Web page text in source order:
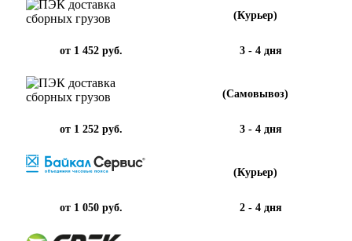
(Курьер)
от 1 452 руб. 3 - 4 дня
(Самовывоз)
от 1 252 руб. 3 - 4 дня
(Курьер)
от 1 050 руб. 2 - 4 дня